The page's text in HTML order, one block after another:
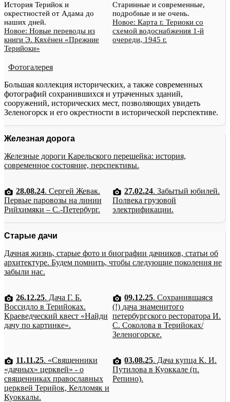
История Терийок и
окрестностей от Адама до
наших дней.
Новое: Новые переводы из
книги Э. Кяхёнен «Прежние
Терийоки»
Старинные и современные,
подробные и не очень.
Новое: Карта г. Териоки со
схемой водоснабжения 1-й
очереди, 1945 г.
Фотогалерея
Большая коллекция исторических, а также современных
фотографий сохранившихся и утраченных зданий,
сооружений, исторических мест, позволяющих увидеть
Зеленогорск и его окрестности в исторической перспективе.
Железная дорога
Железные дороги Карельского перешейка: история,
современное состояние, перспективы.
28.08.24. Сергей Жевак.
Первые паровозы на линии
Рийхимяки – С.-Петербург.
27.02.24. Забытый юбилей.
Полвека грузовой
электрификации.
Старые дачи
Дачная жизнь, старые фото и биографии дачников, статьи об
архитектуре. Будем помнить, чтобы следующие поколения не
забыли нас.
26.12.25. Дача Г. Б.
Воссидло в Терийоках.
Краеведческий квест «Найди
дачу по картинке».
09.12.25. Сохранившаяся
(!) дача знаменитого
петербургского ресторатора И.
С. Соколова в Терийоках/
Зеленогорске.
11.11.25. «Священники
«дачных» церквей» - о
священниках православных
церквей Терийок, Келломяк и
Куоккалы.
03.08.25. Дача купца К. И.
Путилова в Куоккале (п.
Репино).